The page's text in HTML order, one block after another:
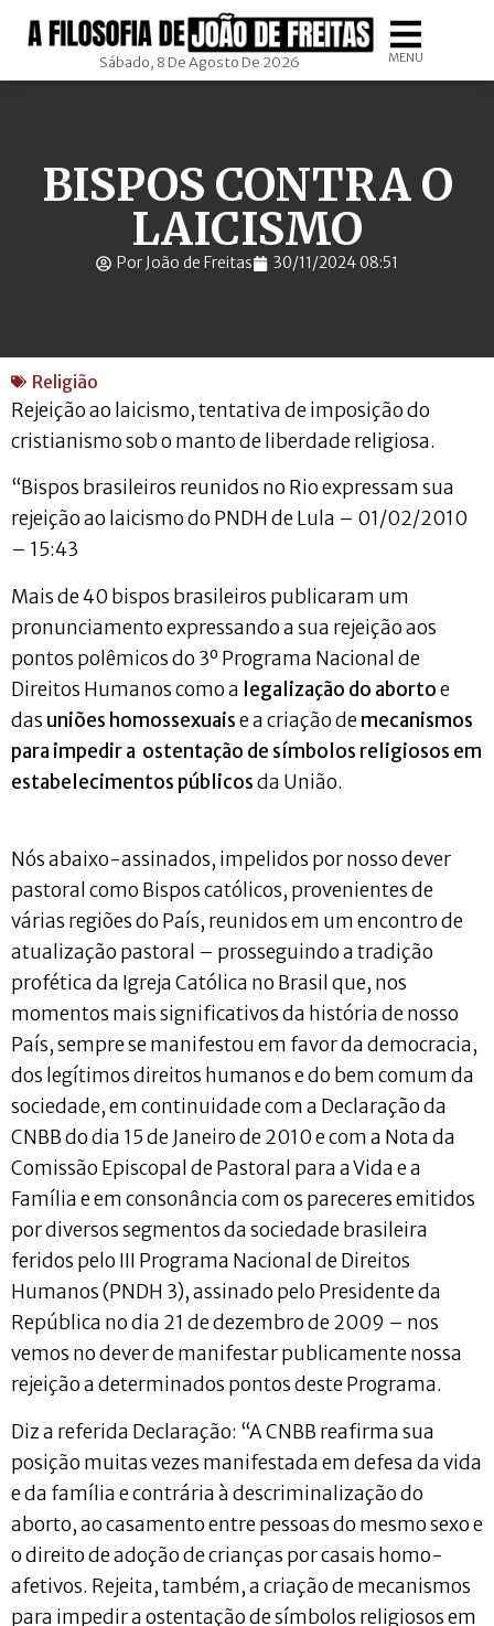
Sábado, 8 De Agosto De 2026 MENU
BISPOS CONTRA O
LAICISMO
Por João de Freitas 30/11/2024 08:51
Religião
Rejeição ao laicismo, tentativa de imposição do
cristianismo sob o manto de liberdade religiosa.
“Bispos brasileiros reunidos no Rio expressam sua
rejeição ao laicismo do PNDH de Lula – 01/02/2010
– 15:43
Mais de 40 bispos brasileiros publicaram um
pronunciamento expressando a sua rejeição aos
pontos polêmicos do 3º Programa Nacional de
Direitos Humanos como a legalização do abortoe
das uniões homossexuaise a criação demecanismos
para impedir a ostentação de símbolos religiosos em
estabelecimentos públicosda União.
Nós abaixo-assinados, impelidos por nosso dever
pastoral como Bispos católicos, provenientes de
várias regiões do País, reunidos em um encontro de
atualização pastoral – prosseguindo a tradição
profética da Igreja Católica no Brasil que, nos
momentos mais significativos da história de nosso
País, sempre se manifestou em favor da democracia,
dos legítimos direitos humanos e do bem comum da
sociedade, em continuidade com a Declaração da
CNBB do dia 15 de Janeiro de 2010 e com a Nota da
Comissão Episcopal de Pastoral para a Vida e a
Família e em consonância com os pareceres emitidos
por diversos segmentos da sociedade brasileira
feridos pelo III Programa Nacional de Direitos
Humanos (PNDH 3), assinado pelo Presidente da
República no dia 21 de dezembro de 2009 – nos
vemos no dever de manifestar publicamente nossa
rejeição a determinados pontos deste Programa.
Diz a referida Declaração: “A CNBB reafirma sua
posição muitas vezes manifestada em defesa da vida
e da família e contrária à descriminalização do
aborto, ao casamento entre pessoas do mesmo sexo e
o direito de adoção de crianças por casais homo-
afetivos. Rejeita, também, a criação de mecanismos
para impedir a ostentação de símbolos religiosos em